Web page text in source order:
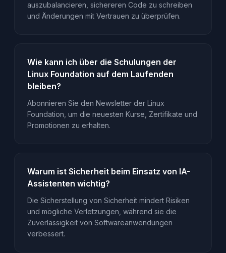
auszubalancieren, sichereren Code zu schreiben
und Änderungen mit Vertrauen zu überprüfen.
Wie kann ich über die Schulungen der
Linux Foundation auf dem Laufenden
bleiben?
Abonnieren Sie den Newsletter der Linux
Foundation, um die neuesten Kurse, Zertifikate und
Promotionen zu erhalten.
Warum ist Sicherheit beim Einsatz von IA-
Assistenten wichtig?
Die Sicherstellung von Sicherheit mindert Risiken
und mögliche Verletzungen, während sie die
Zuverlässigkeit von Softwareanwendungen
verbessert.